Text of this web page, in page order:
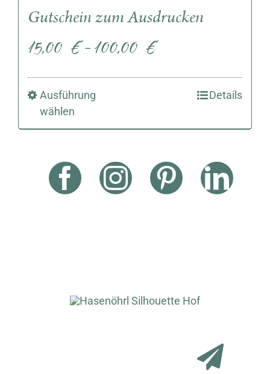
Gutschein zum Ausdrucken
15,00€ – 100,00€
Ausführung
wählen
Details